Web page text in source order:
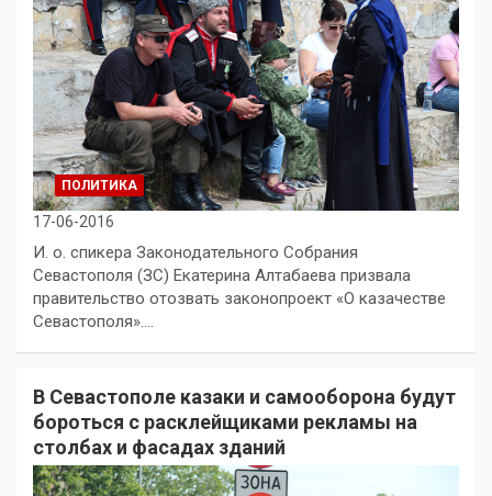
ПОЛИТИКА
17-06-2016
И. о. спикера Законодательного Собрания
Севастополя (ЗС) Екатерина Алтабаева призвала
правительство отозвать законопроект «О казачестве
Севастополя».…
В Севастополе казаки и самооборона будут
бороться с расклейщиками рекламы на
столбах и фасадах зданий